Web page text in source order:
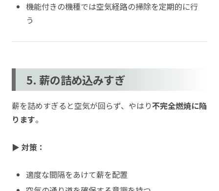
機能付きの機種では空気経路の掃除を定期的に行
う
5. 薪の詰め込みすぎ
薪を詰めすぎると空気が回らず、やはり不完全燃焼に陥
ります。
▶ 対策：
適度な間隔をあけて薪を配置